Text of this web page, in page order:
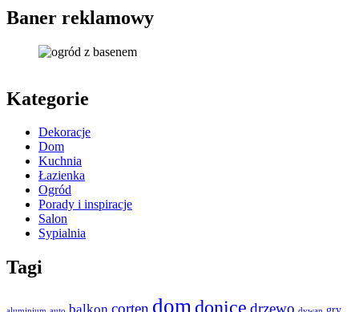
Baner reklamowy
Kategorie
Dekoracje
Dom
Kuchnia
Łazienka
Ogród
Porady i inspiracje
Salon
Sypialnia
Tagi
corten domdonice drzewo